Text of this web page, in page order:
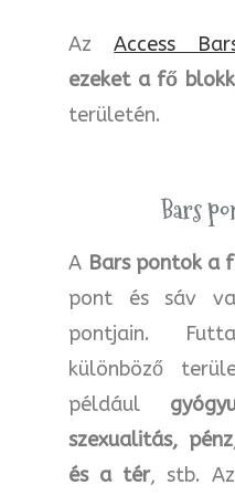
AzAccess
ezeket a fő
területén.
Bars
A Bars pontok a
pont és sáv
pontjain.
különböző
például
szexualitás,
és a tér, stb.